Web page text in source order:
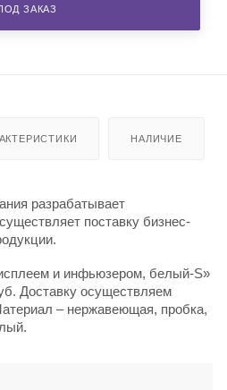
ЗАКАЗ
НАЛИЧИЕ
разрабатывает
поставку бизнес-
и инфьюзером, белый-S»
Доставку осуществляем
– нержавеющая, пробка,